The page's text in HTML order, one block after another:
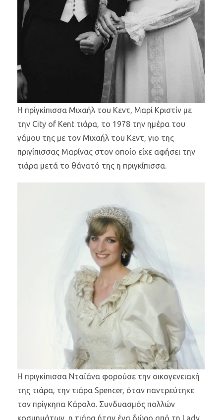
Η πρίγκίπισσα Μιχαήλ του Κεντ, Μαρί Κριστίν με
την City of Kent τιάρα, το 1978 την ημέρα του
γάμου της με τον Μιχαήλ του Κεντ, γιο της
πριγίπισσας Μαρίνας στον οποίο είχε αφήσει την
τιάρα μετά το θάνατό της η πριγκίπισσα.
Η πριγκίπισσα Νταϊάνα φορούσε την οικογενειακή
της τιάρα, την τιάρα Spencer, όταν παντρεύτηκε
τον πρίγκηπα Κάρολο. Συνδυασμός πολλών
κοσμημάτων, η τιάρα ήταν ένα δώρο από τη Lady